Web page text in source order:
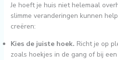
Je hoeft je huis niet helemaal
slimme veranderingen kunnen
creëren:
Kies de juiste hoek. Richt je op
zoals hoekjes in de gang of bij een